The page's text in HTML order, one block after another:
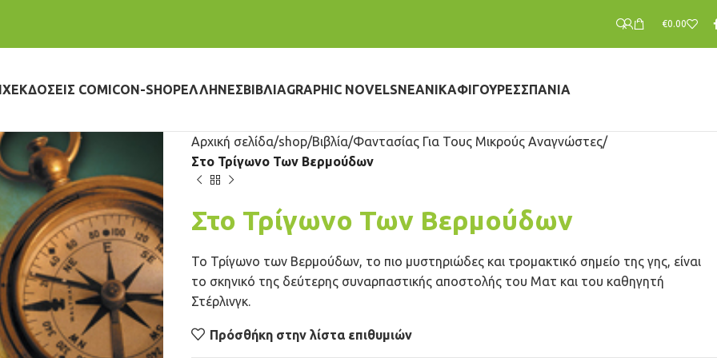
€0.00
ΕΚΔΌΣΕΙΣ COMICON-SHOPΈΛΛΗΝΕΣΒΙΒΛΊΑGRAPHIC NOVELSΝΕΑΝΙΚΆΦΙΓΟΎΡΕΣΣΠΆΝΙΑ
Αρχική σελίδα shop Βιβλία Φαντασίας Για Τους Μικρούς Αναγνώστες
Στο Τρίγωνο Των Βερμούδων
Στο Τρίγωνο Των Βερμούδων
Το Τρίγωνο των Βερμούδων, το πιο μυστηριώδες και τρομακτικό σημείο της γης, είναι
το σκηνικό της δεύτερης συναρπαστικής αποστολής του Ματ και του καθηγητή
Στέρλινγκ.
Πρόσθήκη στην λίστα επιθυμιών